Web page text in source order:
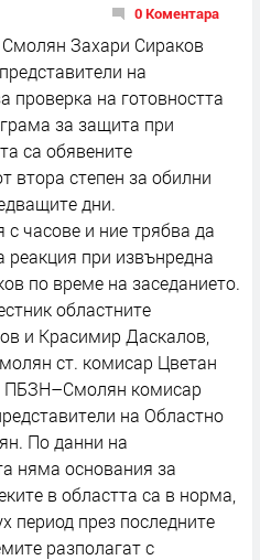
0 Коментара
Захари Сираков
на
проверка на готовността
за защита при
са обявените
втора степен за обилни
дни.
с часове и ние трябва да
реакция при извънредна
по време на заседанието.
областните
и Красимир Даскалов,
ст. комисар Цветан
ПБЗН–Смолян комисар
на Областно
По данни на
няма основания за
в областта са в норма,
период през последните
разполагат с